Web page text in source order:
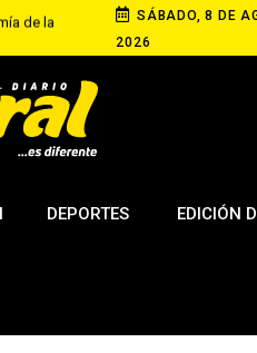
de la
SÁBADO, 8 DE
2026
DEPORTES EDICIÓN